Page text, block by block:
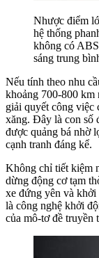
Nhược điểm
hệ thống
không có
sáng trung
Nếu tính theo nhu
khoảng 700-800 km
giải quyết công việc
xăng. Đây là con số
được quảng bá nhờ
cạnh tranh đáng kể.
Không chỉ tiết kiệm
dừng động cơ tạm
xe đứng yên và
là công nghệ khởi
của mô-tơ đề truyền